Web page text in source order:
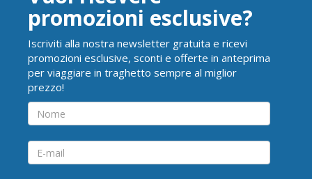
promozioni esclusive?
Iscriviti alla nostra newsletter gratuita e ricevi
promozioni esclusive, sconti e offerte in anteprima
per viaggiare in traghetto sempre al miglior
prezzo!